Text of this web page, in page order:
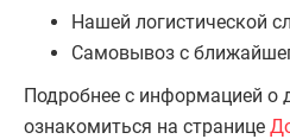
Нашей логистической
Самовывоз с
Подробнее с информацией о
ознакомиться на странице